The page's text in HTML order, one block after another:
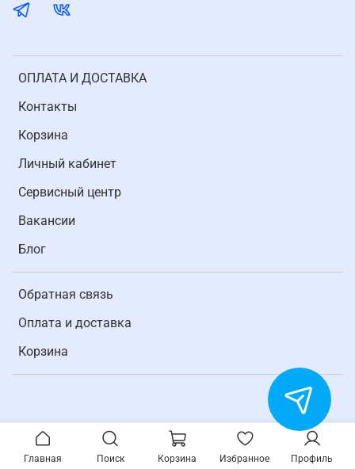
ОПЛАТА И ДОСТАВКА
Контакты
Корзина
Личный кабинет
Cервисный центр
Вакансии
Блог
Обратная связь
Оплата и доставка
Корзина
Главная Поиск Корзина Избранное Профиль